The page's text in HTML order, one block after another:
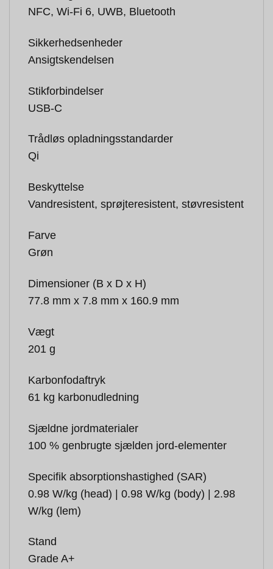
NFC, Wi-Fi 6, UWB, Bluetooth
Sikkerhedsenheder
Ansigtskendelsen
Stikforbindelser
USB-C
Trådløs opladningsstandarder
Qi
Beskyttelse
Vandresistent, sprøjteresistent, støvresistent
Farve
Grøn
Dimensioner (B x D x H)
77.8 mm x 7.8 mm x 160.9 mm
Vægt
201 g
Karbonfodaftryk
61 kg karbonudledning
Sjældne jordmaterialer
100 % genbrugte sjælden jord-elementer
Specifik absorptionshastighed (SAR)
0.98 W/kg (head) | 0.98 W/kg (body) | 2.98
W/kg (lem)
Stand
Grade A+